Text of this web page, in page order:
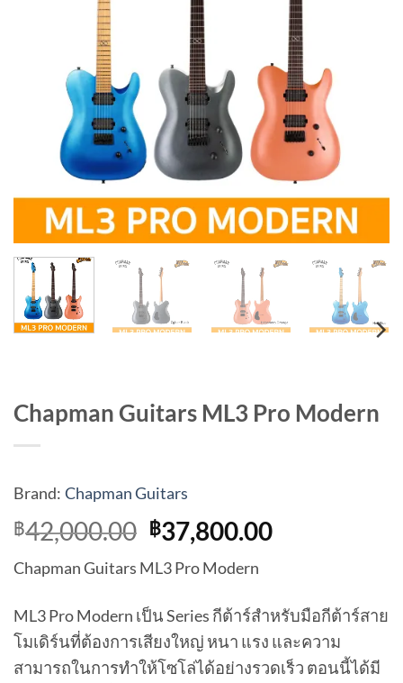
Chapman Guitars ML3 Pro Modern
Brand: Chapman Guitars
฿42,000.00 Original
price
was:
฿42,000.00.
฿37,800.00Current
฿
Chapman Guitars ML3 Pro Modern
ML3 Pro Modern เป็น Series กีต้าร์สำหรับมือกีต้าร์สาย
โมเดิร์นที่ต้องการเสียงใหญ่ หนา แรง และความ
สามารถในการทำให้โซโล่ได้อย่างรวดเร็ว ตอนนี้ได้มี